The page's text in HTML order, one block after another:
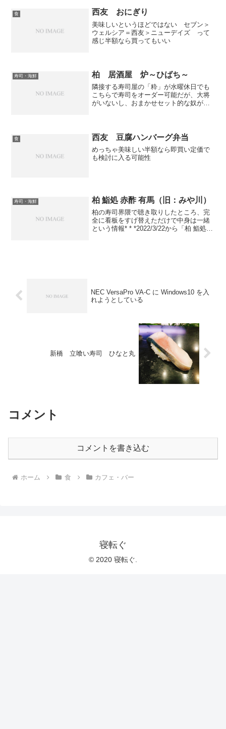
で1500円とか...
食 西友 おにぎり
美味しいというほどではない セブン＞
ウェルシア＝西友＞ニューデイズ って
感じ半額なら買ってもいい
寿司・海鮮 柏 居酒屋 炉～ひばち～
隣接する寿司屋の「粋」が水曜休日でも
こちらで寿司をオーダー可能だが、大将
がいないし、おまかせセット的な奴がな
上に美味しい しめ...
食 西友 豆腐ハンバーグ弁当
めっちゃ美味しい半額なら即買い定価で
も検討に入る可能性
寿司・海鮮 柏 鮨処 赤酢 有馬（旧：みや川）
柏の寿司界隈で聴き取りしたところ、完
全に看板をすげ替えただけで中身は一緒
という情報* * *2022/3/22から「柏 鮨処
NEC VersaPro VA-C に Windows10 を入
れようとしている
新橋 立喰い寿司 ひなと丸
コメント
コメントを書き込む
ホーム 食 カフェ・バー
寝転ぐ
© 2020 寝転ぐ.